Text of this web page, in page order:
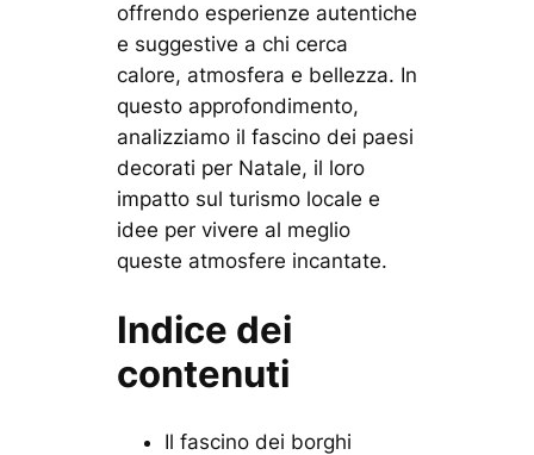
offrendo esperienze autentiche
e suggestive a chi cerca
calore, atmosfera e bellezza. In
questo approfondimento,
analizziamo il fascino dei paesi
decorati per Natale, il loro
impatto sul turismo locale e
idee per vivere al meglio
queste atmosfere incantate.
Indice dei
contenuti
Il fascino dei borghi